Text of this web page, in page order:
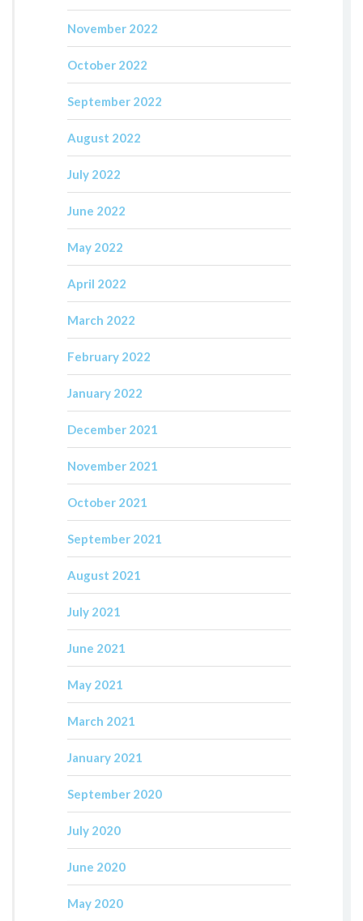
November 2022
October 2022
September 2022
August 2022
July 2022
June 2022
May 2022
April 2022
March 2022
February 2022
January 2022
December 2021
November 2021
October 2021
September 2021
August 2021
July 2021
June 2021
May 2021
March 2021
January 2021
September 2020
July 2020
June 2020
May 2020